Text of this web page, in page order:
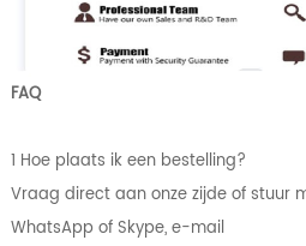
FAQ
1 Hoe plaats ik een bestelling?
Vraag direct aan onze zijde of stuur
WhatsApp of Skype, e-mail